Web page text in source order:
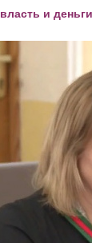
власть и деньги